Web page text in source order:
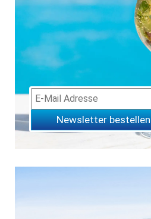
Newsletter bestellen